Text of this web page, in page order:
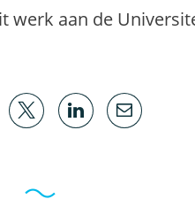
werk aan de